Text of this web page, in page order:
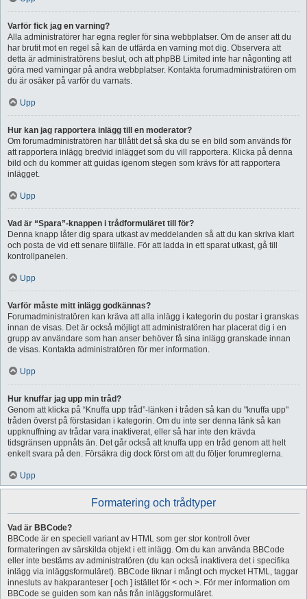
Varför fick jag en varning?
Alla administratörer har egna regler för sina webbplatser. Om de anser att du
har brutit mot en regel så kan de utfärda en varning mot dig. Observera att
detta är administratörens beslut, och att phpBB Limited inte har någonting att
göra med varningar på andra webbplatser. Kontakta forumadministratören om
du är osäker på varför du varnats.
Upp
Hur kan jag rapportera inlägg till en moderator?
Om forumadministratören har tillåtit det så ska du se en bild som används för
att rapportera inlägg bredvid inlägget som du vill rapportera. Klicka på denna
bild och du kommer att guidas igenom stegen som krävs för att rapportera
inlägget.
Upp
Vad är “Spara”-knappen i trådformuläret till för?
Denna knapp låter dig spara utkast av meddelanden så att du kan skriva klart
och posta de vid ett senare tillfälle. För att ladda in ett sparat utkast, gå till
kontrollpanelen.
Upp
Varför måste mitt inlägg godkännas?
Forumadministratören kan kräva att alla inlägg i kategorin du postar i granskas
innan de visas. Det är också möjligt att administratören har placerat dig i en
grupp av användare som han anser behöver få sina inlägg granskade innan
de visas. Kontakta administratören för mer information.
Upp
Hur knuffar jag upp min tråd?
Genom att klicka på “Knuffa upp tråd”-länken i tråden så kan du "knuffa upp"
tråden överst på förstasidan i kategorin. Om du inte ser denna länk så kan
uppknuffning av trådar vara inaktiverat, eller så har inte den krävda
tidsgränsen uppnåts än. Det går också att knuffa upp en tråd genom att helt
enkelt svara på den. Försäkra dig dock först om att du följer forumreglerna.
Upp
Formatering och trådtyper
Vad är BBCode?
BBCode är en speciell variant av HTML som ger stor kontroll över
formateringen av särskilda objekt i ett inlägg. Om du kan använda BBCode
eller inte bestäms av administratören (du kan också inaktivera det i specifika
inlägg via inläggsformuläret). BBCode liknar i mångt och mycket HTML, taggar
innesluts av hakparanteser [ och ] istället för < och >. För mer information om
BBCode se guiden som kan nås från inläggsformuläret.